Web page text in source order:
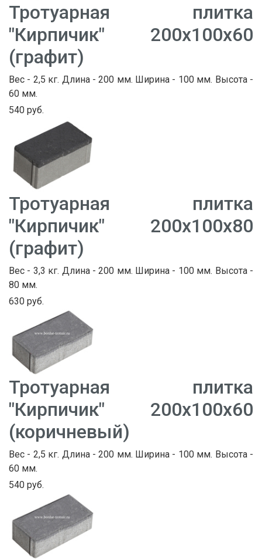
Тротуарная плитка
"Кирпичик" 200х100х60
(графит)
Вес - 2,5 кг. Длина - 200 мм. Ширина - 100 мм. Высота -
60 мм.
540 руб.
Тротуарная плитка
"Кирпичик" 200х100х80
(графит)
Вес - 3,3 кг. Длина - 200 мм. Ширина - 100 мм. Высота -
80 мм.
630 руб.
Тротуарная плитка
"Кирпичик" 200х100х60
(коричневый)
Вес - 2,5 кг. Длина - 200 мм. Ширина - 100 мм. Высота -
60 мм.
540 руб.